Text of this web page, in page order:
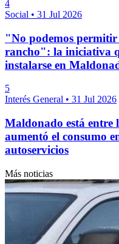
4
Social • 31 Jul 2026
"No podemos
rancho": la iniciativa
instalarse en
5
Interés General • 31 Jul 2026
Maldonado está entre
aumentó el consumo
autoservicios
Más noticias